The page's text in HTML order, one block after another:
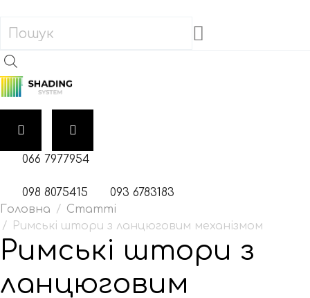
066 7977954
098 8075415
093 6783183
Головна
Статті
Римські штори з ланцюговим механізмом
Римські штори з
ланцюговим